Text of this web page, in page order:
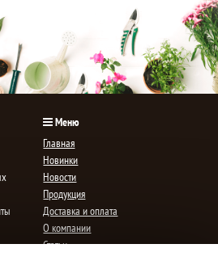
Меню
Главная
Новинки
Новости
Продукция
Доставка и оплата
О компании
Статьи